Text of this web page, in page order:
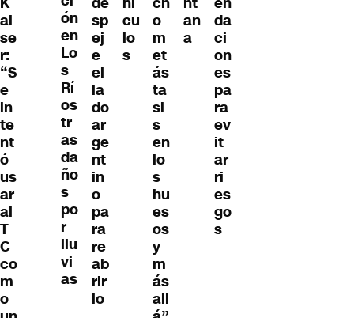
ai
se
r:
“S
e
in
te
nt
ó
us
ar
al
T
C
co
m
o
ón
en
Lo
s
Rí
os
tr
as
da
ño
s
po
r
llu
vi
as
sp
ej
e
el
la
do
ar
ge
nt
in
o
pa
ra
re
ab
rir
lo
cu
lo
s
o
m
et
ás
ta
si
s
en
lo
s
hu
es
os
y
m
ás
all
an
a
da
ci
on
es
pa
ra
ev
it
ar
ri
es
go
s